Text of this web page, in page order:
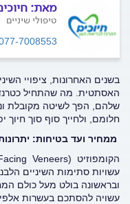
מאת:
טיפולי שיניים
7008553
בשנים האחרונות, ציפויי
האסתטית. מה שהתחיל
שלהם, הפך לשיטה מקובלת
חלומם, ולחייך סוף סוך
ממחיר ועד בטיחות:
עשויות סתימות השיניים
ובראשונה בולט מעל כולם
עשויה להסתכם בעשרות אלפי